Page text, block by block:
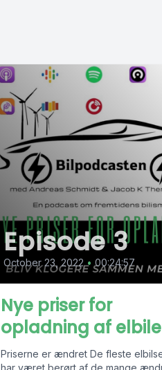
Episode 3
October 23, 2022 • 00:24:57
Nye priser for
opladning af
Priserne er ændret De fleste